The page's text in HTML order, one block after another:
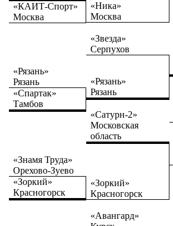
«Ника»
Москва
«КАИТ-Спорт»
Москва
«Звезда»
Серпухов
«Рязань»
Рязань
«Рязань»
Рязань
«Спартак»
Тамбов
«Сатурн-2»
Московская
область
«Зоркий»
Красногорск
«Знамя Труда»
Орехово-Зуево
«Зоркий»
Красногорск
«Авангард»